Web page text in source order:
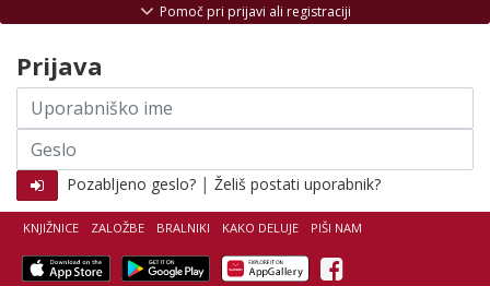
KNJIŽNICE ZALOŽBE BRALNIKI KAKO DELUJE PIŠI NAM
Facebook
Pomoč pri prijavi ali registraciji
Prijava
Uporabniško
ime
Geslo
Pozabljeno geslo? | Želiš postati uporabnik?